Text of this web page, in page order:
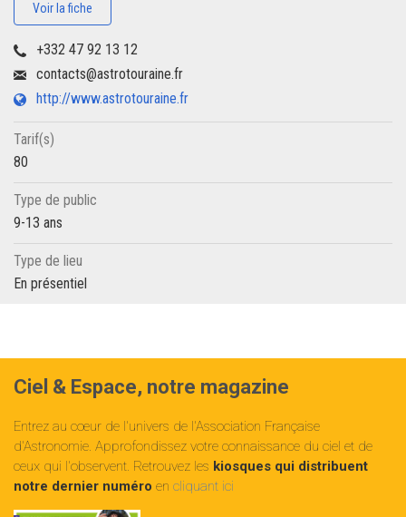
Voir la fiche
+332 47 92 13 12
contacts@astrotouraine.fr
http://www.astrotouraine.fr
Tarif(s)
80
Type de public
9-13 ans
Type de lieu
En présentiel
Ciel & Espace, notre magazine
Entrez au cœur de l'univers de l'Association Française
d'Astronomie. Approfondissez votre connaissance du ciel et de
ceux qui l'observent. Retrouvez les kiosques qui distribuent
notre dernier numéro en cliquant ici